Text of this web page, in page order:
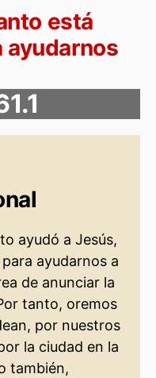
está
ayudó a Jesús,
ayudarnos a
de anunciar la
tanto, oremos
por nuestros
la ciudad en la
también,